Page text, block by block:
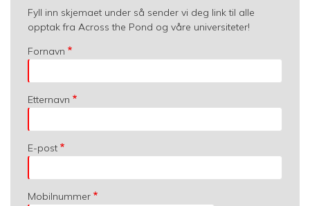
Fyll inn skjemaet under så sender vi deg link til alle
opptak fra Across the Pond og våre universiteter!
Fornavn
Etternavn
E-post
Mobilnummer